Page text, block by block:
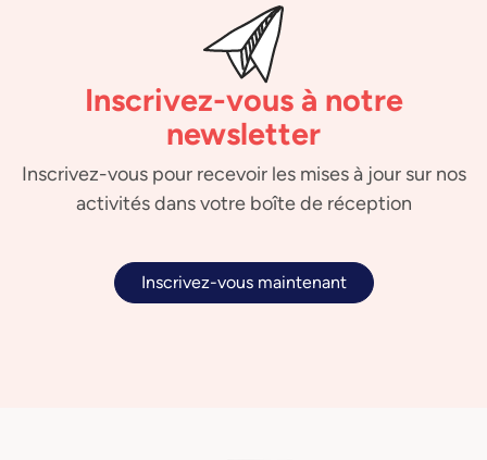
Inscrivez-vous à notre
newsletter
Inscrivez-vous pour recevoir les mises à jour sur nos
activités dans votre boîte de réception
Inscrivez-vous maintenant